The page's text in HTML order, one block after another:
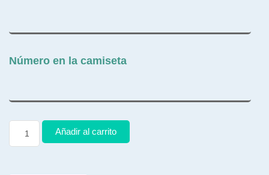
Número en la camiseta
Añadir al carrito